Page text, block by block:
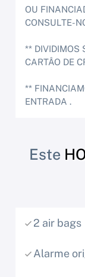
OU
CONSULTE-
** DIVIDIMOS
CARTÂO DE
**
ENTRADA .
Este
2 air bags
Alarme